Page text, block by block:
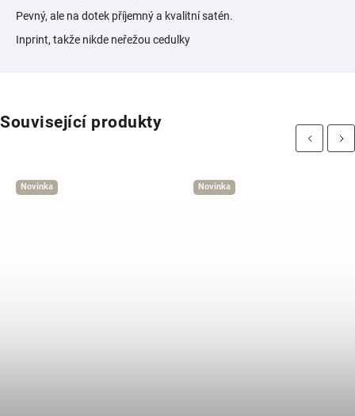
Pevný, ale na dotek příjemný a kvalitní satén.
Inprint, takže nikde neřežou cedulky
Související produkty
Previous
Novinka Novinka
Next